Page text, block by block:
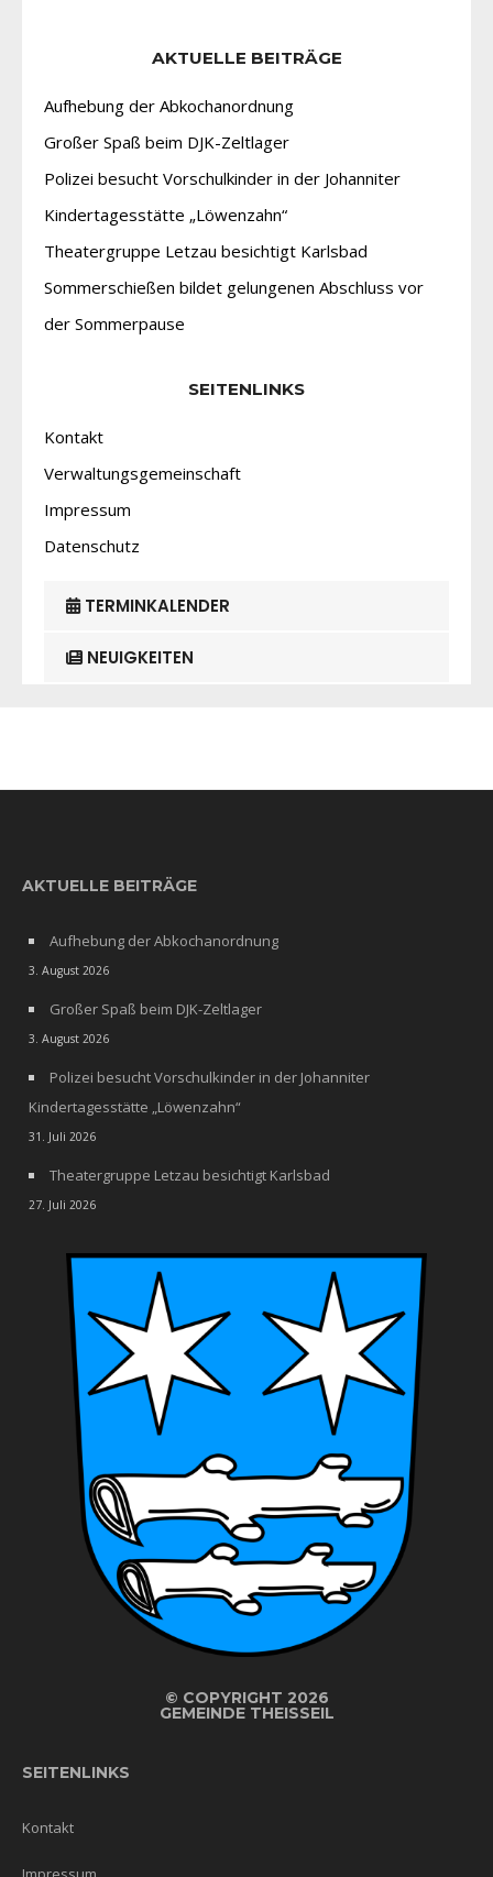
AKTUELLE BEITRÄGE
Aufhebung der Abkochanordnung
Großer Spaß beim DJK-Zeltlager
Polizei besucht Vorschulkinder in der Johanniter
Kindertagesstätte „Löwenzahn“
Theatergruppe Letzau besichtigt Karlsbad
Sommerschießen bildet gelungenen Abschluss vor
der Sommerpause
SEITENLINKS
Kontakt
Verwaltungsgemeinschaft
Impressum
Datenschutz
TERMINKALENDER
NEUIGKEITEN
AKTUELLE BEITRÄGE
Aufhebung der Abkochanordnung
3. August 2026
Großer Spaß beim DJK-Zeltlager
3. August 2026
Polizei besucht Vorschulkinder in der Johanniter
Kindertagesstätte „Löwenzahn“
31. Juli 2026
Theatergruppe Letzau besichtigt Karlsbad
27. Juli 2026
© COPYRIGHT 2026
GEMEINDE THEISSEIL
SEITENLINKS
Kontakt